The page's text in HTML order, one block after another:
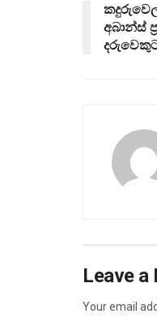
අබාන්ස්
Leave a
Your email